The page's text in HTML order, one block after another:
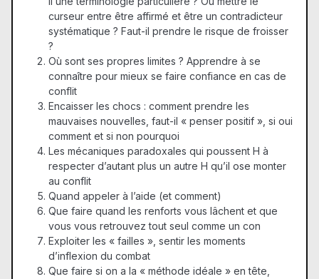
curseur entre être affirmé et être un contradicteur
systématique ? Faut-il prendre le risque de froisser
?
Où sont ses propres limites ? Apprendre à se
connaître pour mieux se faire confiance en cas de
conflit
Encaisser les chocs : comment prendre les
mauvaises nouvelles, faut-il « penser positif », si oui
comment et si non pourquoi
Les mécaniques paradoxales qui poussent H à
respecter d’autant plus un autre H qu’il ose monter
au conflit
Quand appeler à l’aide (et comment)
Que faire quand les renforts vous lâchent et que
vous vous retrouvez tout seul comme un con
Exploiter les « failles », sentir les moments
d’inflexion du combat
Que faire si on a la « méthode idéale » en tête,